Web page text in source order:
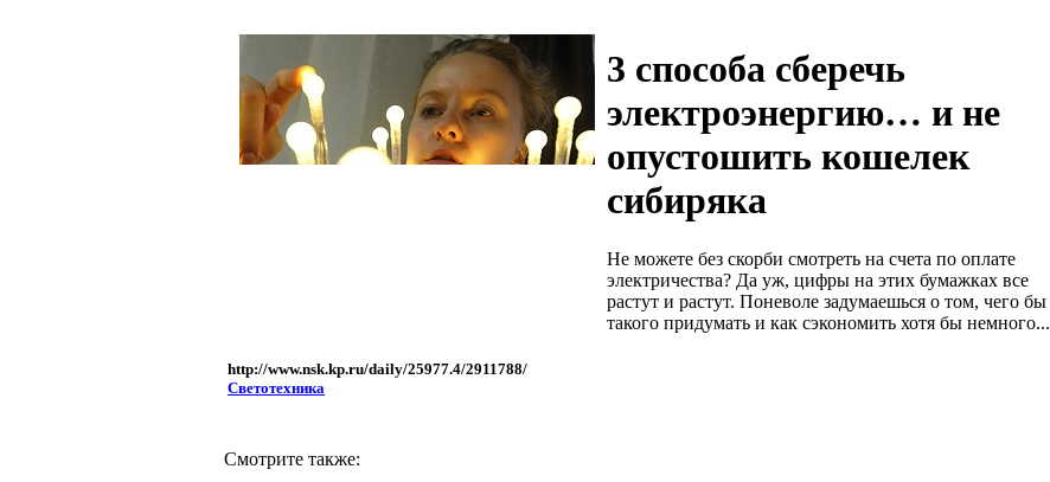
3 способа сберечь
электроэнергию… и не
опустошить кошелек
сибиряка
Не можете без скорби смотреть на счета по оплате
электричества? Да уж, цифры на этих бумажках все
растут и растут. Поневоле задумаешься о том, чего бы
такого придумать и как сэкономить хотя бы немного...
http://www.nsk.kp.ru/daily/25977.4/2911788/
Светотехника
Смотрите также: